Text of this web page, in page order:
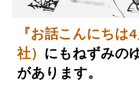
『お話こんにちは
社） にもねずみの
があります。